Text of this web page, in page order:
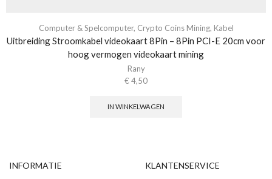
Computer & Spelcomputer, Crypto Coins Mining, Kabel
Uitbreiding Stroomkabel videokaart 8Pin – 8Pin PCI-E 20cm voor
hoog vermogen videokaart mining
Rany
€ 4,50
IN WINKELWAGEN
INFORMATIE KLANTENSERVICE